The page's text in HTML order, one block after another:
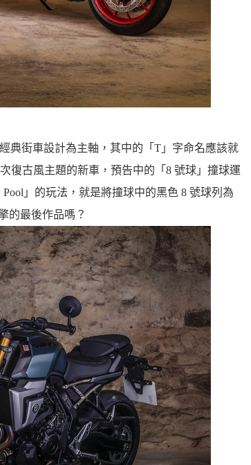
典街車設計為主軸，其中的「T」字命名應該就
復古風主題的新車，預告中的「8 號球」撞球運
」的玩法，就是將撞球中的黑色 8 號球列為
的最後作品嗎？